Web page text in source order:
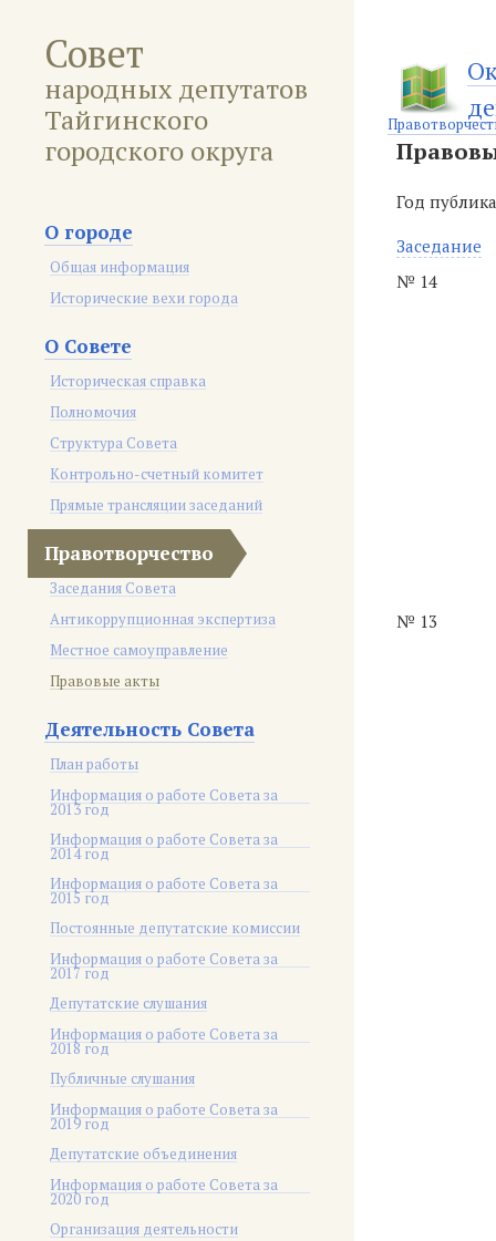
Совет
народных депутатов
Тайгинского
городского округа
О городе
Общая информация
Исторические вехи города
О Совете
Историческая справка
Полномочия
Структура Совета
Контрольно-счетный комитет
Прямые трансляции заседаний
Правотворчество
Заседания Совета
Антикоррупционная экспертиза
Местное самоуправление
Правовые акты
Деятельность Совета
План работы
Информация о работе Совета за
2013 год
Информация о работе Совета за
2014 год
Информация о работе Совета за
2015 год
Постоянные депутатские комиссии
Информация о работе Совета за
2017 год
Депутатские слушания
Информация о работе Совета за
2018 год
Публичные слушания
Информация о работе Совета за
2019 год
Депутатские объединения
Информация о работе Совета за
2020 год
Организация деятельности
Год
Заседание
№ 14
№ 13